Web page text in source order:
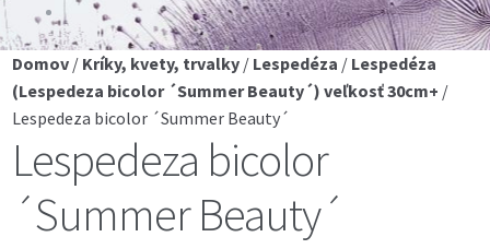
Obchodné podmienky
Platba a dodanie
Ochrana súkromia
Domov / Kríky, kvety, trvalky / Lespedéza / Lespedéza
(Lespedeza bicolor ´Summer Beauty´) veľkosť 30cm+ /
Lespedeza bicolor ´Summer Beauty´
Lespedeza bicolor
´Summer Beauty´